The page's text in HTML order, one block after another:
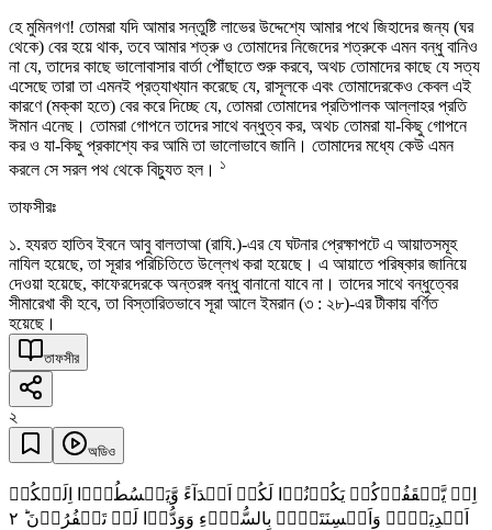
হে মুমিনগণ! তোমরা যদি আমার সন্তুষ্টি লাভের উদ্দেশ্যে আমার পথে জিহাদের জন্য (ঘর
থেকে) বের হয়ে থাক, তবে আমার শত্রু ও তোমাদের নিজেদের শত্রুকে এমন বন্ধু বানিও
না যে, তাদের কাছে ভালোবাসার বার্তা পৌঁছাতে শুরু করবে, অথচ তোমাদের কাছে যে সত্য
এসেছে তারা তা এমনই প্রত্যাখ্যান করেছে যে, রাসূলকে এবং তোমাদেরকেও কেবল এই
কারণে (মক্কা হতে) বের করে দিচ্ছে যে, তোমরা তোমাদের প্রতিপালক আল্লাহর প্রতি
ঈমান এনেছ। তোমরা গোপনে তাদের সাথে বন্ধুত্ব কর, অথচ তোমরা যা-কিছু গোপনে
কর ও যা-কিছু প্রকাশ্যে কর আমি তা ভালোভাবে জানি। তোমাদের মধ্যে কেউ এমন
করলে সে সরল পথ থেকে বিচ্যুত হল। ১
তাফসীরঃ
১. হযরত হাতিব ইবনে আবু বালতাআ (রাযি.)-এর যে ঘটনার প্রেক্ষাপটে এ আয়াতসমূহ
নাযিল হয়েছে, তা সূরার পরিচিতিতে উল্লেখ করা হয়েছে। এ আয়াতে পরিষ্কার জানিয়ে
দেওয়া হয়েছে, কাফেরদেরকে অন্তরঙ্গ বন্ধু বানানো যাবে না। তাদের সাথে বন্ধুত্বের
সীমারেখা কী হবে, তা বিস্তারিতভাবে সূরা আলে ইমরান (৩ : ২৮)-এর টীকায় বর্ণিত
হয়েছে।
তাফসীর
২
অডিও
اِنۡ یَّثۡقَفُوۡکُمۡ یَکُوۡنُوۡا لَکُمۡ اَعۡدَآءً وَّیَبۡسُطُوۡۤا اِلَیۡکُمۡ
اَیۡدِیَہُمۡ وَاَلۡسِنَتَہُمۡ بِالسُّوۡٓءِ وَوَدُّوۡا لَوۡ تَکۡفُرُوۡنَ ؕ ٢